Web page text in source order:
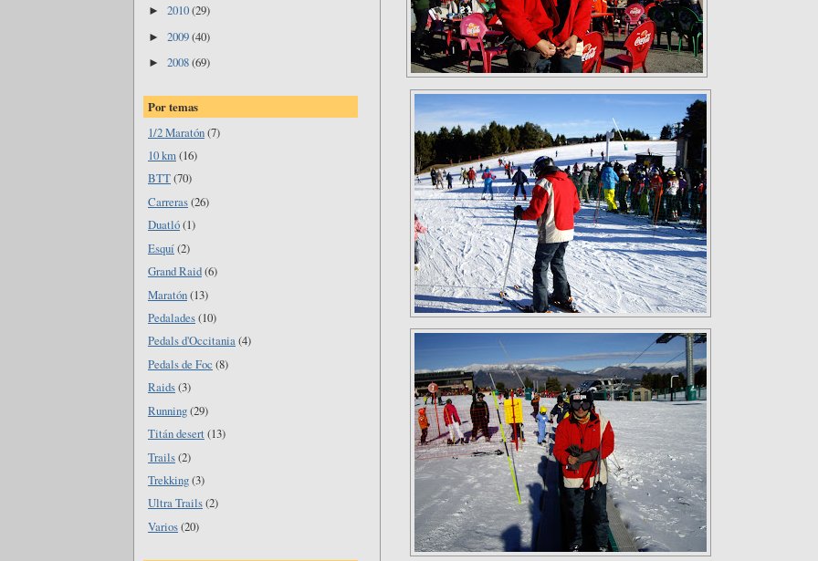
► 2010(29)
► 2009(40)
► 2008(69)
Por temas
1/2 Maratón(7)
10 km(16)
BTT(70)
Carreras(26)
Duatló(1)
Esquí(2)
Grand Raid(6)
Maratón(13)
Pedalades(10)
Pedals d'Occitania(4)
Pedals de Foc (8)
Raids(3)
Running(29)
Titán desert(13)
Trails(2)
Trekking(3)
Ultra Trails(2)
Varios(20)